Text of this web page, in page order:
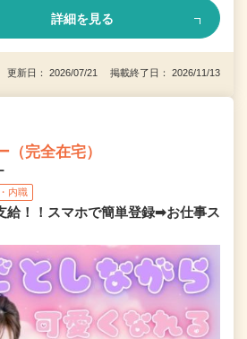
詳細を見る
更新日： 2026/07/21 掲載終了日： 2026/11/13
（完全在宅）
内職
給！！スマホで簡単登録➡お仕事ス